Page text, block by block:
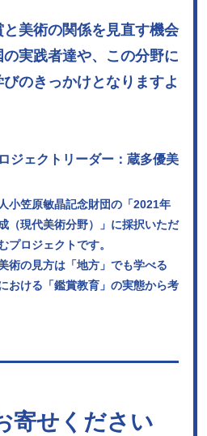
美術の関係を見直す機会
実践者達や、この分野に
のきっかけとなりますよ
ジェクトリーダー：蔵多優美
笠原敏晶記念財団の「2021年
現代美術分野）」に採択いただ
プロジェクトです。
術の見方は「地方」でも学べる
おける「鑑賞教育」の実態から考
寄せください